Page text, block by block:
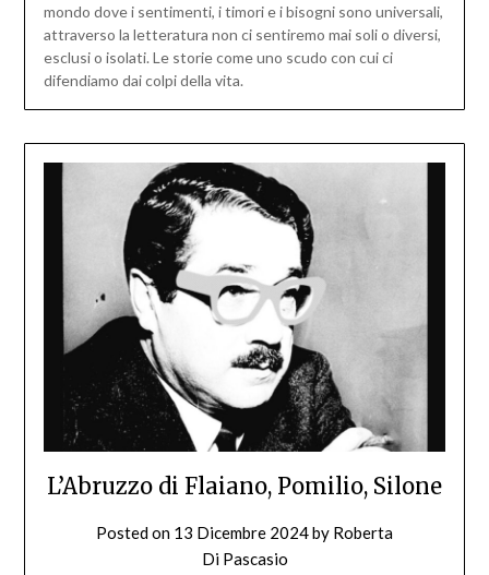
mondo dove i sentimenti, i timori e i bisogni sono universali,
attraverso la letteratura non ci sentiremo mai soli o diversi,
esclusi o isolati. Le storie come uno scudo con cui ci
difendiamo dai colpi della vita.
L’Abruzzo di Flaiano, Pomilio, Silone
Posted on 13 Dicembre 2024by Roberta
Di Pascasio